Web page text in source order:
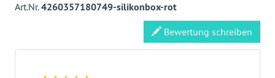
Art.Nr.4260357180749-silikonbox-rot
Bewertung schreiben